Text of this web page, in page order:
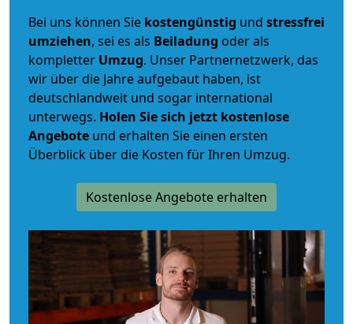
Bei uns können Sie kostengünstig und stressfrei
umziehen, sei es als Beiladung oder als
kompletter Umzug. Unser Partnernetzwerk, das
wir über die Jahre aufgebaut haben, ist
deutschlandweit und sogar international
unterwegs. Holen Sie sich jetzt kostenlose
Angebote und erhalten Sie einen ersten
Überblick über die Kosten für Ihren Umzug.
Kostenlose Angebote erhalten